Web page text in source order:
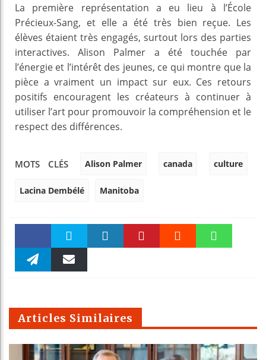
La première représentation a eu lieu à l’École
Précieux-Sang, et elle a été très bien reçue. Les
élèves étaient très engagés, surtout lors des parties
interactives. Alison Palmer a été touchée par
l’énergie et l’intérêt des jeunes, ce qui montre que la
pièce a vraiment un impact sur eux. Ces retours
positifs encouragent les créateurs à continuer à
utiliser l’art pour promouvoir la compréhension et le
respect des différences.
MOTS CLÉS Alison Palmer canada culture
Lacina Dembélé Manitoba
Faceboo Twitter
m
Articles Similaires